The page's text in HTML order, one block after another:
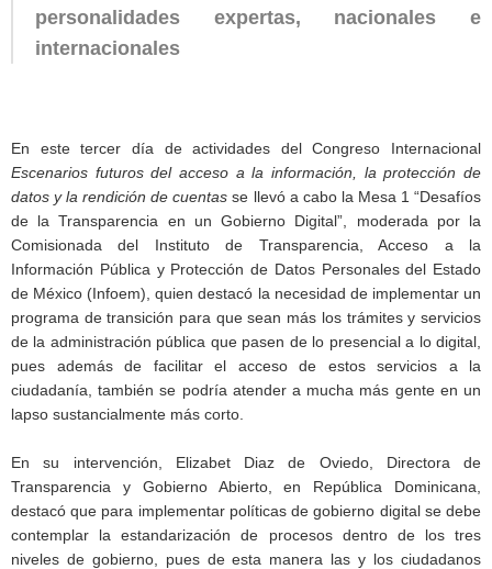
personalidades expertas, nacionales e
internacionales
En este tercer día de actividades del Congreso Internacional
Escenarios futuros del acceso a la información, la protección de
datos y la rendición de cuentasse llevó a cabo la Mesa 1 “Desafíos
de la Transparencia en un Gobierno Digital”, moderada por la
Comisionada del Instituto de Transparencia, Acceso a la
Información Pública y Protección de Datos Personales del Estado
de México (Infoem), quien destacó la necesidad de implementar un
programa de transición para que sean más los trámites y servicios
de la administración pública que pasen de lo presencial a lo digital,
pues además de facilitar el acceso de estos servicios a la
ciudadanía, también se podría atender a mucha más gente en un
lapso sustancialmente más corto.
En su intervención, Elizabet Diaz de Oviedo, Directora de
Transparencia y Gobierno Abierto, en República Dominicana,
destacó que para implementar políticas de gobierno digital se debe
contemplar la estandarización de procesos dentro de los tres
niveles de gobierno, pues de esta manera las y los ciudadanos